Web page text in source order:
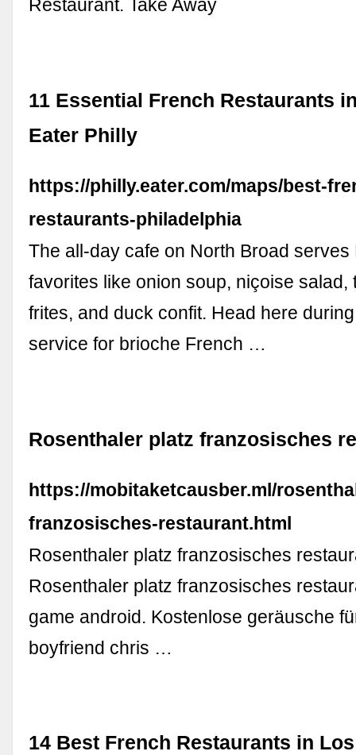
Restaurant. Take Away
11 Essential French Restaurants
Eater Philly
https://philly.eater.com/maps/best-
restaurants-philadelphia
The all-day cafe on North Broad serves
favorites like onion soup, niçoise salad,
frites, and duck confit. Head here
service for brioche French …
Rosenthaler platz franzosisches
https://mobitaketcausber.ml/
franzosisches-restaurant.html
Rosenthaler platz franzosisches
Rosenthaler platz franzosisches
game android. Kostenlose geräusche
boyfriend chris …
14 Best French Restaurants in